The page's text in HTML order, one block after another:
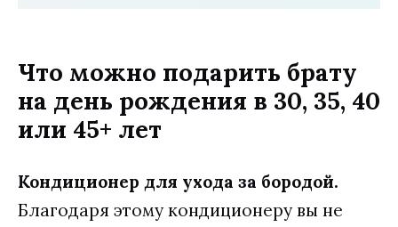
Что можно подарить брату
на день рождения в 30, 35, 40
или 45+ лет
Кондиционер для ухода за бородой.
Благодаря этому кондиционеру вы не